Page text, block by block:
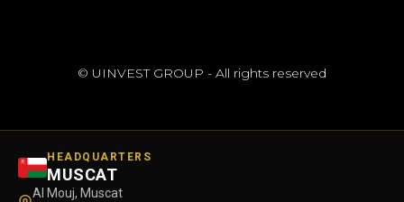
© UINVEST GROUP - All rights reserved
HEADQUARTERS
MUSCAT
Al Mouj, Muscat